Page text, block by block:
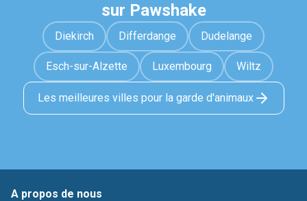
sur Pawshake
Diekirch Differdange Dudelange
Esch-sur-Alzette Luxembourg Wiltz
Les meilleures villes pour la garde d'animaux
A propos de nous